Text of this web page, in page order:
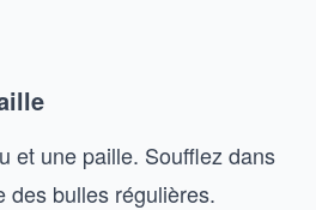
et une paille. Soufflez dans
des bulles régulières.